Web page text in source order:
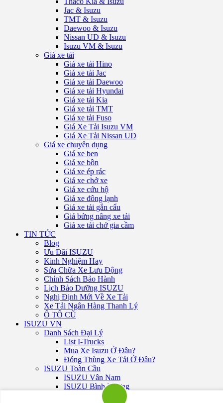
Jac & Isuzu
TMT & Isuzu
Daewoo & Isuzu
Nissan UD & Isuzu
Isuzu VM & Isuzu
Giá xe tải
Giá xe tải Hino
Giá xe tải Jac
Giá xe tải Daewoo
Giá xe tải Hyundai
Giá xe tải Kia
Giá xe tải TMT
Giá xe tải Fuso
Giá Xe Tải Isuzu VM
Giá Xe Tải Nissan UD
Giá xe chuyên dụng
Giá xe ben
Giá xe bồn
Giá xe ép rác
Giá xe chở xe
Giá xe cứu hộ
Giá xe đông lạnh
Giá xe tải gắn cẩu
Giá bửng nâng xe tải
Giá xe tải chở gia cầm
TIN TỨC
Blog
Ưu Đãi ISUZU
Kinh Nghiệm Hay
Sửa Chữa Xe Lưu Động
Chính Sách Bảo Hành
Lịch Bảo Dưỡng ISUZU
Nghị Định Mới Về Xe Tải
Xe Tải Ngân Hàng Thanh Lý
Ô TÔ CŨ
ISUZU VN
Danh Sách Đại Lý
List I-Trucks
Mua Xe Isuzu Ở Đâu?
Đóng Thùng Xe Tải Ở Đâu?
ISUZU Toàn Cầu
ISUZU Vân Nam
ISUZU Bình Dương
ISUZU TP. Hồ Chí Minh